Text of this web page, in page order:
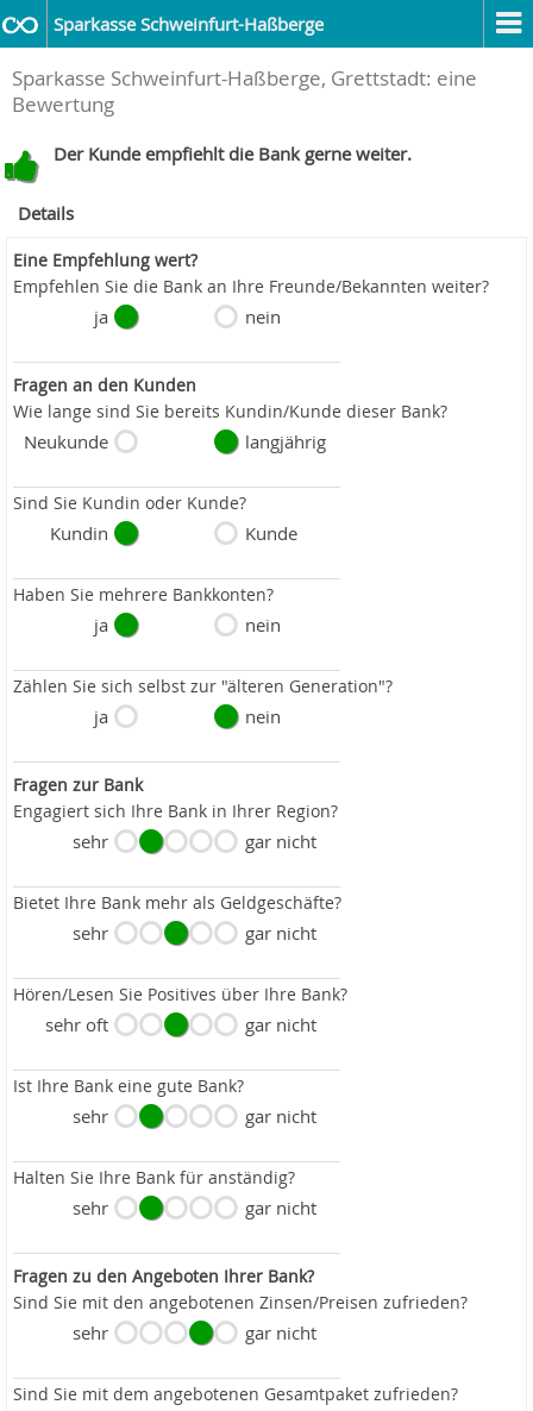
Sparkasse Schweinfurt-Haßberge
Sparkasse Schweinfurt-Haßberge, Grettstadt: eine
Bewertung
Der Kunde empfiehlt die Bank gerne weiter.
Details
Eine Empfehlung wert?
Empfehlen Sie die Bank an Ihre Freunde/Bekannten weiter?
ja nein
Fragen an den Kunden
Wie lange sind Sie bereits Kundin/Kunde dieser Bank?
Neukunde langjährig
Sind Sie Kundin oder Kunde?
Kundin Kunde
Haben Sie mehrere Bankkonten?
ja nein
Zählen Sie sich selbst zur "älteren Generation"?
ja nein
Fragen zur Bank
Engagiert sich Ihre Bank in Ihrer Region?
sehr gar nicht
Bietet Ihre Bank mehr als Geldgeschäfte?
sehr gar nicht
Hören/Lesen Sie Positives über Ihre Bank?
sehr oft gar nicht
Ist Ihre Bank eine gute Bank?
sehr gar nicht
Halten Sie Ihre Bank für anständig?
sehr gar nicht
Fragen zu den Angeboten Ihrer Bank?
Sind Sie mit den angebotenen Zinsen/Preisen zufrieden?
sehr gar nicht
Sind Sie mit dem angebotenen Gesamtpaket zufrieden?